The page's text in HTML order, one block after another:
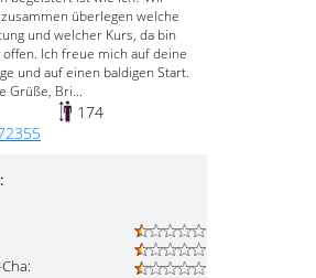
überlegen welche
und welcher Kurs, da bin
offen. Ich freue mich auf deine
und auf einen baldigen Start.
Grüße, Bri...
174